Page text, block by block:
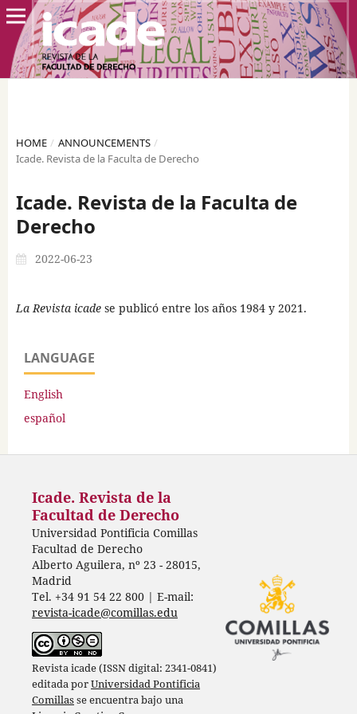
HOME / ANNOUNCEMENTS /
Icade. Revista de la Faculta de Derecho
Icade. Revista de la Faculta de
Derecho
2022-06-23
La Revista icadese publicó entre los años 1984 y 2021.
LANGUAGE
English
español
Icade. Revista de la
Facultad de Derecho
Universidad Pontificia Comillas
Facultad de Derecho
Alberto Aguilera, nº 23 - 28015,
Madrid
Tel. +34 91 54 22 800 | E-mail:
revista-icade@comillas.edu
Revista icade (ISSN digital: 2341-0841)
editada porUniversidad Pontificia
Comillasse encuentra bajo una